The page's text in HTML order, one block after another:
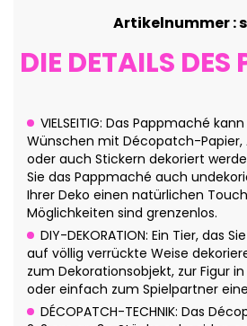
Artikelnummer :
DIE DETAILS DES
VIELSEITIG: Das Pappmaché
Wünschen mit Décopatch-Papier,
oder auch Stickern dekoriert
Sie das Pappmaché auch
Ihrer Deko einen natürlichen
Möglichkeiten sind grenzenlos.
DIY-DEKORATION: Ein Tier, das
auf völlig verrückte Weise
zum Dekorationsobjekt, zur Figur
oder einfach zum Spielpartner
DÉCOPATCH-TECHNIK: Das